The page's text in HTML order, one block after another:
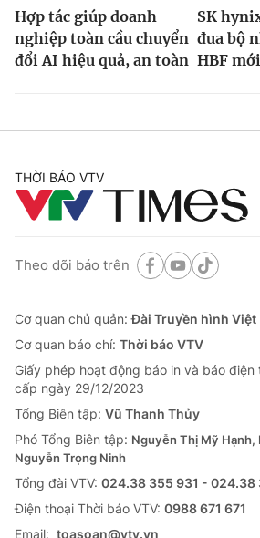
Hợp tác giúp doanh
nghiệp toàn cầu chuyển
đổi AI hiệu quả, an toàn
SK
đua bộ
HBF mới
THỜI BÁO VTV
Theo dõi báo trên
Cơ quan chủ quản:Đài Truyền hình Việt
Cơ quan báo chí: Thời báo VTV
Giấy phép hoạt động báo in và báo
cấp ngày 29/12/2023
Tổng Biên tập: Vũ Thanh Thủy
Phó Tổng Biên tập: Nguyễn Thị Mỹ Hạnh,
Nguyễn Trọng Ninh
Tổng đài VTV: 024.38 355 931 - 024.38
Ðiện thoại Thời báo VTV: 0988 671 671
Email: toasoan@vtv.vn